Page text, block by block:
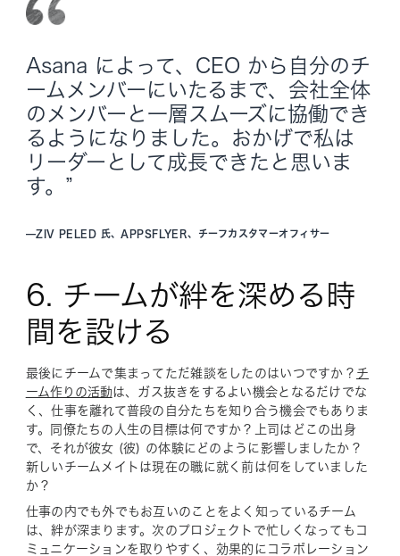
Asana によって、CEO から自分のチ
ームメンバーにいたるまで、会社全体
のメンバーと一層スムーズに協働でき
るようになりました。おかげで私は
リーダーとして成長できたと思いま
す。”
—ZIV PELED 氏、APPSFLYER、チーフカスタマーオフィサー
6. チームが絆を深める時
間を設ける
最後にチームで集まってただ雑談をしたのはいつですか？ チ
ーム作りの活動は、ガス抜きをするよい機会となるだけでな
く、仕事を離れて普段の自分たちを知り合う機会でもありま
す。同僚たちの人生の目標は何ですか？上司はどこの出身
で、それが彼女 (彼) の体験にどのように影響しましたか？
新しいチームメイトは現在の職に就く前は何をしていました
か？
仕事の内でも外でもお互いのことをよく知っているチーム
は、絆が深まります。次のプロジェクトで忙しくなってもコ
ミュニケーションを取りやすく、効果的にコラボレーション